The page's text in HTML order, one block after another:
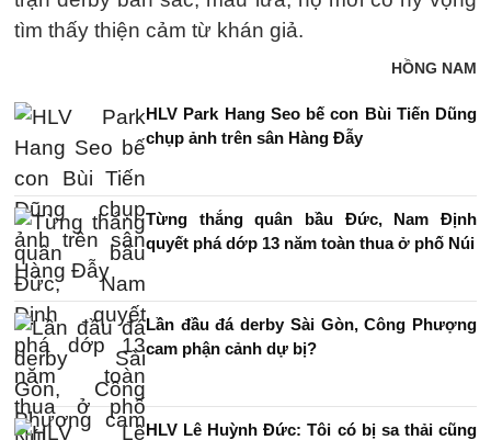
tìm thấy thiện cảm từ khán giả.
HỒNG NAM
HLV Park Hang Seo bế con Bùi Tiến Dũng
chụp ảnh trên sân Hàng Đẫy
Từng thắng quân bầu Đức, Nam Định
quyết phá dớp 13 năm toàn thua ở phố Núi
Lần đầu đá derby Sài Gòn, Công Phượng
cam phận cảnh dự bị?
HLV Lê Huỳnh Đức: Tôi có bị sa thải cũng